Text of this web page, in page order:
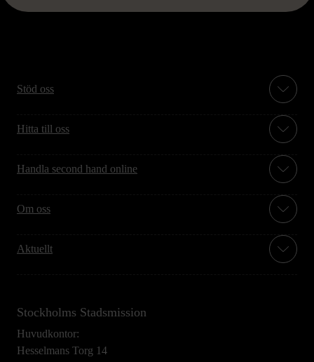
Stöd oss
Hitta till oss
Handla second hand online
Om oss
Aktuellt
Stockholms Stadsmission
Huvudkontor:
Hesselmans Torg 14